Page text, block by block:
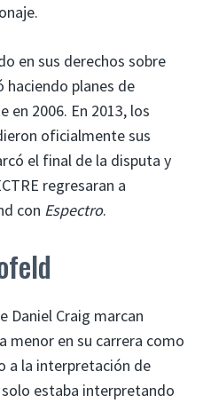
en sus derechos sobre
haciendo planes de
en 2006. En 2013, los
oficialmente sus
el final de la disputa y
regresaran a
con Espectro.
Daniel Craig marcan
menor en su carrera como
a la interpretación de
estaba interpretando